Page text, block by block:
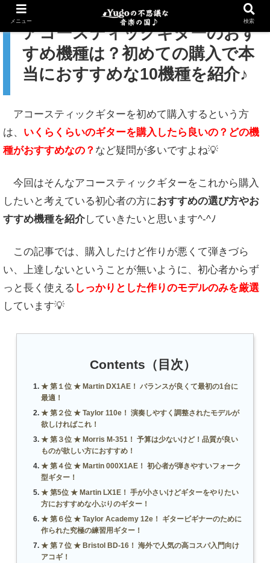
アコースティックギターのおす
すめ機種は？初めての購入で本
当におすすめな10機種を紹介♪
アコースティックギターを初めて購入するという方
は、 いくらくらいのギターを購入したら良いの？どの機
種がおすすめなの？ など疑問が多いですよね💡
今回はそんなアコースティックギターをこれから購入
したいと考えている初心者の方におすすめの選び方やお
すすめ機種を紹介していきたいと思います^-^ﾉ
この記事では、購入したけど作りが悪くて弾きづら
い、上達しないということが無いように、初心者からず
っと長く使える しっかりとした作りのモデルのみを厳選
しています💡
Contents（目次）
★ 第１位 ★ Martin DX1AE！ バランスが良くて最初の1台に
最適！
★ 第２位 ★ Taylor 110e！ 演奏しやすく調整されたモデルが
欲しければこれ！
★ 第３位 ★ Morris M-351！ 予算は少ないけど！品質が良い
ものが欲しい方におすすめ！
★ 第４位 ★ Martin 000X1AE！ 初心者が弾きやすいフォーク
型ギター！
★ 第5位 ★ Martin LX1E！ 手が小さいけどギターをやりたい
方におすすめな小ぶりのギター！
★ 第６位 ★ Taylor Academy 12e！ ギタービギナーのために
作られた究極の練習用ギター！
★ 第７位 ★ Bristol BD-16！ 海外で人気の高コスパ入門向け
アコギ！
メニュー 検索